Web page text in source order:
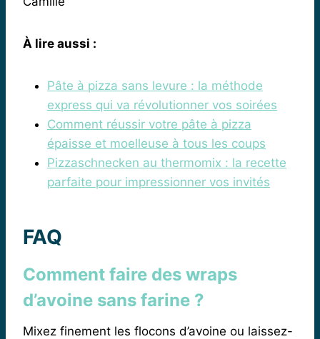
À lire aussi :
Pâte à pizza sans levure : la méthode
express qui va révolutionner vos soirées
Comment réussir votre pâte à pizza
épaisse et moelleuse à tous les coups
Pizzaschnecken au thermomix : la recette
parfaite pour impressionner vos invités
FAQ
Comment faire des wraps
d’avoine sans farine ?
Mixez finement les flocons d’avoine ou laissez-